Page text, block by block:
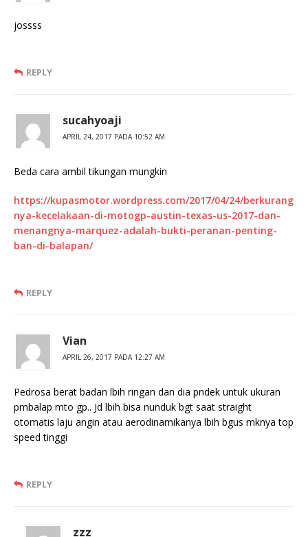
jossss
REPLY
sucahyoaji
APRIL 24, 2017 PADA 10:52 AM
Beda cara ambil tikungan mungkin
https://kupasmotor.wordpress.com/2017/04/24/berkurang
nya-kecelakaan-di-motogp-austin-texas-us-2017-dan-
menangnya-marquez-adalah-bukti-peranan-penting-
ban-di-balapan/
REPLY
Vian
APRIL 26, 2017 PADA 12:27 AM
Pedrosa berat badan lbih ringan dan dia pndek untuk ukuran
pmbalap mto gp.. Jd lbih bisa nunduk bgt saat straight
otomatis laju angin atau aerodinamikanya lbih bgus mknya top
speed tinggi
REPLY
zzz